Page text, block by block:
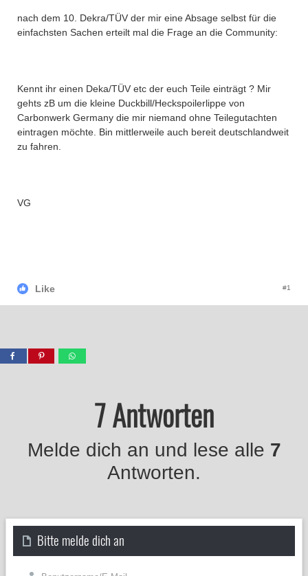
nach dem 10. Dekra/TÜV der mir eine Absage selbst für die
einfachsten Sachen erteilt mal die Frage an die Community:
Kennt ihr einen Deka/TÜV etc der euch Teile einträgt ? Mir
gehts zB um die kleine Duckbill/Heckspoilerlippe von
Carbonwerk Germany die mir niemand ohne Teilegutachten
eintragen möchte. Bin mittlerweile auch bereit deutschlandweit
zu fahren.
VG
Like #1
7 Antworten
Melde dich an und lese alle 7
Antworten.
Bitte melde dich an